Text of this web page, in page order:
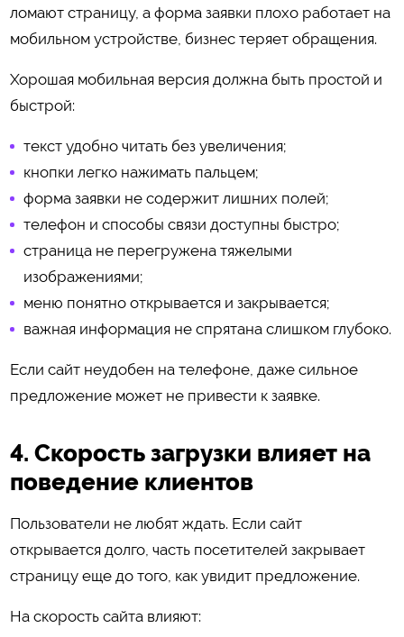
ломают страницу, а форма заявки плохо работает на
мобильном устройстве, бизнес теряет обращения.
Хорошая мобильная версия должна быть простой и
быстрой:
текст удобно читать без увеличения;
кнопки легко нажимать пальцем;
форма заявки не содержит лишних полей;
телефон и способы связи доступны быстро;
страница не перегружена тяжелыми
изображениями;
меню понятно открывается и закрывается;
важная информация не спрятана слишком глубоко.
Если сайт неудобен на телефоне, даже сильное
предложение может не привести к заявке.
4. Скорость загрузки влияет на
поведение клиентов
Пользователи не любят ждать. Если сайт
открывается долго, часть посетителей закрывает
страницу еще до того, как увидит предложение.
На скорость сайта влияют: